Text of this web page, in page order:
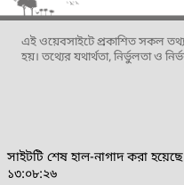
এই ওয়েবসাইটে প্রকাশিত সকল তথ্য
হয়। তথ্যের যথার্থতা, নির্ভুলতা ও
সাইটটি শেষ হাল-নাগাদ করা
১৩:০৮:২৬